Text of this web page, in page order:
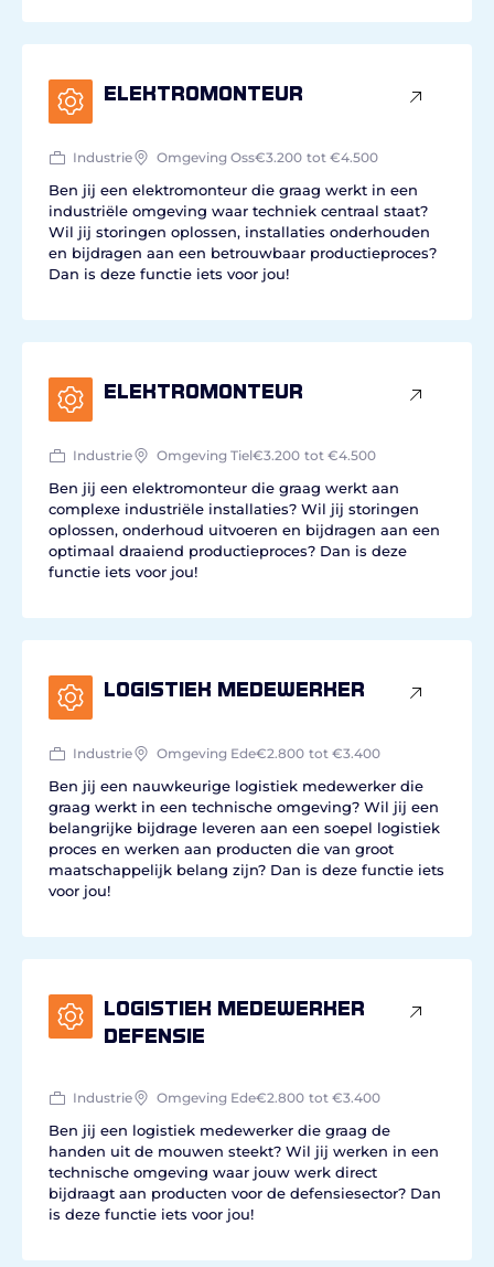
Elektromonteur
Industrie Omgeving Oss€3.200 tot €4.500
Ben jij een elektromonteur die graag werkt in een
industriële omgeving waar techniek centraal staat?
Wil jij storingen oplossen, installaties onderhouden
en bijdragen aan een betrouwbaar productieproces?
Dan is deze functie iets voor jou!
Elektromonteur
Industrie Omgeving Tiel€3.200 tot €4.500
Ben jij een elektromonteur die graag werkt aan
complexe industriële installaties? Wil jij storingen
oplossen, onderhoud uitvoeren en bijdragen aan een
optimaal draaiend productieproces? Dan is deze
functie iets voor jou!
Logistiek medewerker
Industrie Omgeving Ede€2.800 tot €3.400
Ben jij een nauwkeurige logistiek medewerker die
graag werkt in een technische omgeving? Wil jij een
belangrijke bijdrage leveren aan een soepel logistiek
proces en werken aan producten die van groot
maatschappelijk belang zijn? Dan is deze functie iets
voor jou!
Logistiek medewerker
defensie
Industrie Omgeving Ede€2.800 tot €3.400
Ben jij een logistiek medewerker die graag de
handen uit de mouwen steekt? Wil jij werken in een
technische omgeving waar jouw werk direct
bijdraagt aan producten voor de defensiesector? Dan
is deze functie iets voor jou!